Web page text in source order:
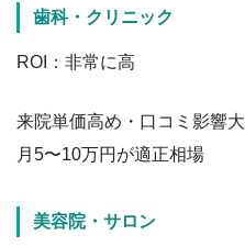
歯科・クリニック
ROI：非常に高
来院単価高め・口コミ影響大
月5〜10万円が適正相場
美容院・サロン